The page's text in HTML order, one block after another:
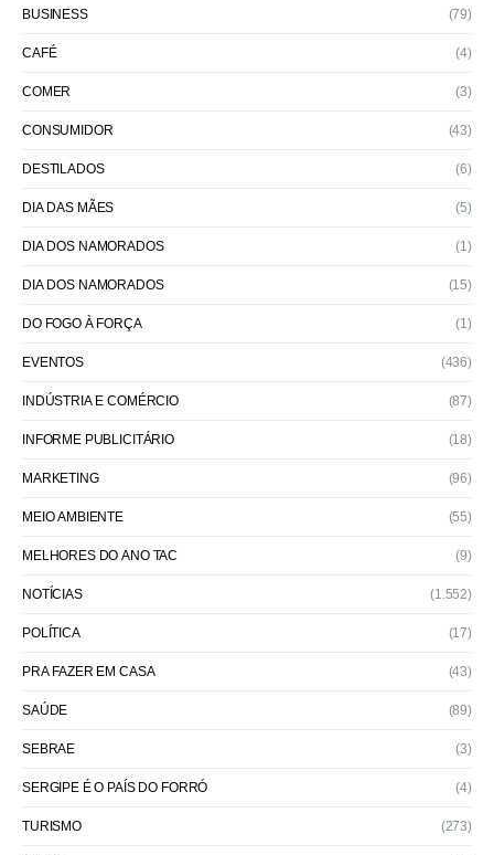
BUSINESS (79)
CAFÉ (4)
COMER (3)
CONSUMIDOR (43)
DESTILADOS (6)
DIA DAS MÃES (5)
DIA DOS NAMORADOS (1)
DIA DOS NAMORADOS (15)
DO FOGO À FORÇA (1)
EVENTOS (436)
INDÚSTRIA E COMÉRCIO (87)
INFORME PUBLICITÁRIO (18)
MARKETING (96)
MEIO AMBIENTE (55)
MELHORES DO ANO TAC (9)
NOTÍCIAS (1.552)
POLÍTICA (17)
PRA FAZER EM CASA (43)
SAÚDE (89)
SEBRAE (3)
SERGIPE É O PAÍS DO FORRÓ (4)
TURISMO (273)